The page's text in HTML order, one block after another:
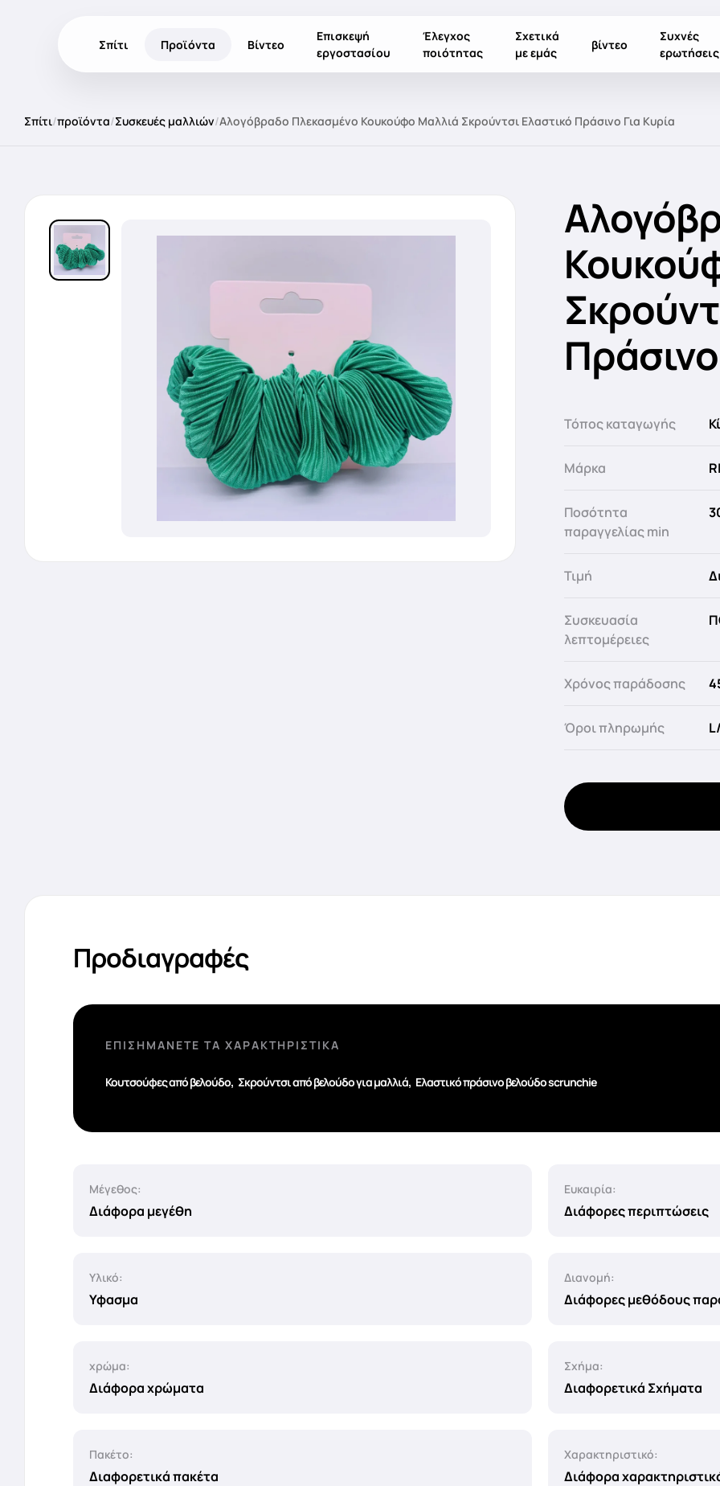
Σπίτι Προϊόντα Βίντεο
Επισκεψή
εργοστασίου
Έλεγχος
ποιότητας
Σχετικά
με εμάς
βίντεο
Συχνές
ερωτήσεις
Σπίτι/προϊόντα/Συσκευές μαλλιών/Αλογόβραδο Πλεκασμένο Κουκούφο Μαλλιά Σκρούντσι Ελαστικό Πράσινο Για Κυρία
Τόπος καταγωγής
Μάρκα
Ποσότητα
παραγγελίας min
Τιμή
Συσκευασία
λεπτομέρειες
Χρόνος παράδοσης
Όροι πληρωμής
Προδιαγραφές
ΕΠΙΣΗΜΆΝΕΤΕ ΤΑ ΧΑΡΑΚΤΗΡΙΣΤΙΚΆ
Κουτσούφες από βελούδο, Σκρούντσι από βελούδο για μαλλιά, Ελαστικό πράσινο βελούδο scrunchie
Μέγεθος:
Διάφορα μεγέθη
Ευκαιρία:
Διάφορες περιπτώσεις
Υλικό:
Υφασμα
Διανομή:
Διάφορες μεθόδους
χρώμα:
Διάφορα χρώματα
Σχήμα:
Διαφορετικά Σχήματα
Πακέτο:
Διαφορετικά πακέτα
Χαρακτηριστικό:
Διάφορα